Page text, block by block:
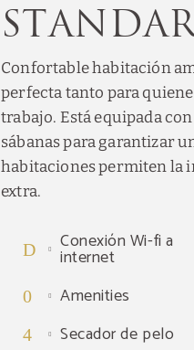
Confortable habitación
perfecta tanto para
trabajo. Está equipada
sábanas para garantizar
habitaciones permiten la
extra.
Conexión Wi-fi a
internet
Amenities
Secador de pelo